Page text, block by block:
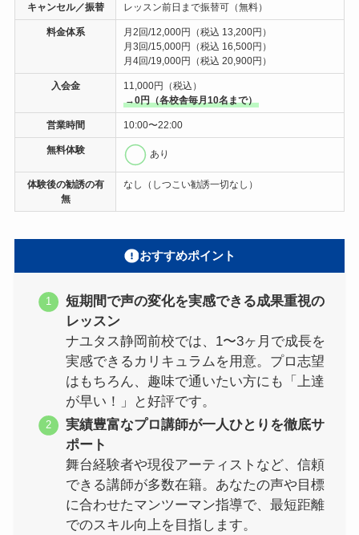
キャンセル／振替 レッスン前日まで振替可（無料）
料金体系
月2回/12,000円（税込 13,200円）
月3回/15,000円（税込 16,500円）
月4回/19,000円（税込 20,900円）
入会金
11,000円（税込）
→0円（各校舎毎月10名まで）
営業時間 10:00〜22:00
無料体験 あり
体験後の勧誘の有
無
なし（しつこい勧誘一切なし）
おすすめポイント
短期間で声の変化を実感できる成果重視の
レッスン
ナユタス静岡前校では、1〜3ヶ月で成長を
実感できるカリキュラムを用意。プロ志望
はもちろん、趣味で通いたい方にも「上達
が早い！」と好評です。
実績豊富なプロ講師が一人ひとりを徹底サ
ポート
舞台経験者や現役アーティストなど、信頼
できる講師が多数在籍。あなたの声や目標
に合わせたマンツーマン指導で、最短距離
でのスキル向上を目指します。